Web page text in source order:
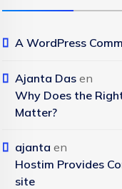
A WordPress
Ajanta Das en
Why Does the
Matter?
ajanta en
Hostim Provides
site